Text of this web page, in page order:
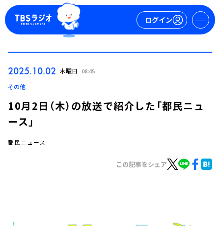
ログイン
2025.10.02 木曜日 08:45
その他
10月2日（木）の放送で紹介した「都民ニュ
ース」
都民ニュース
この記事をシェア